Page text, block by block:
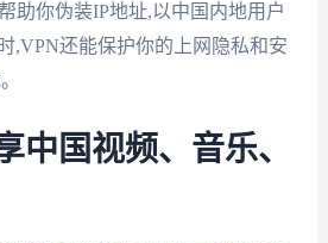
助你伪装IP地址,以中国内地用户
,VPN还能保护你的上网隐私和安
中国视频、音乐、